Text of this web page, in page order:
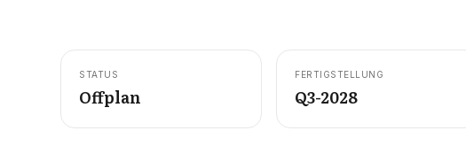
STATUS
Offplan
FERTIGSTELLUNG
Q3-2028